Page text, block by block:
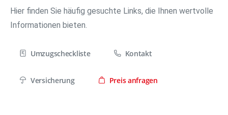
Hier finden Sie häufig gesuchte Links, die Ihnen wertvolle
Informationen bieten.
Umzugscheckliste Kontakt
Versicherung Preis anfragen